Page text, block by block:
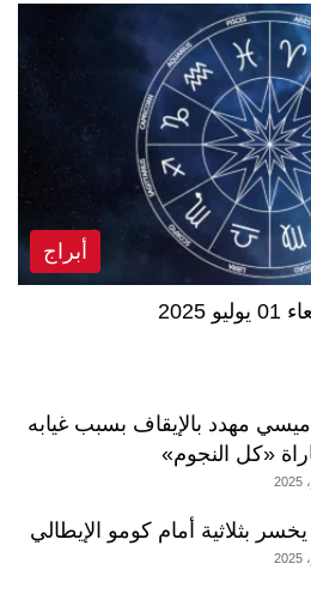
أبراج
ميسي مهدد بالإيقاف بسبب غيابه
«كل النجوم»
يخسر بثلاثية أمام كومو الإيطالي